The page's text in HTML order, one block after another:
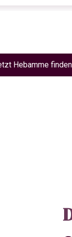
Hebamme finden